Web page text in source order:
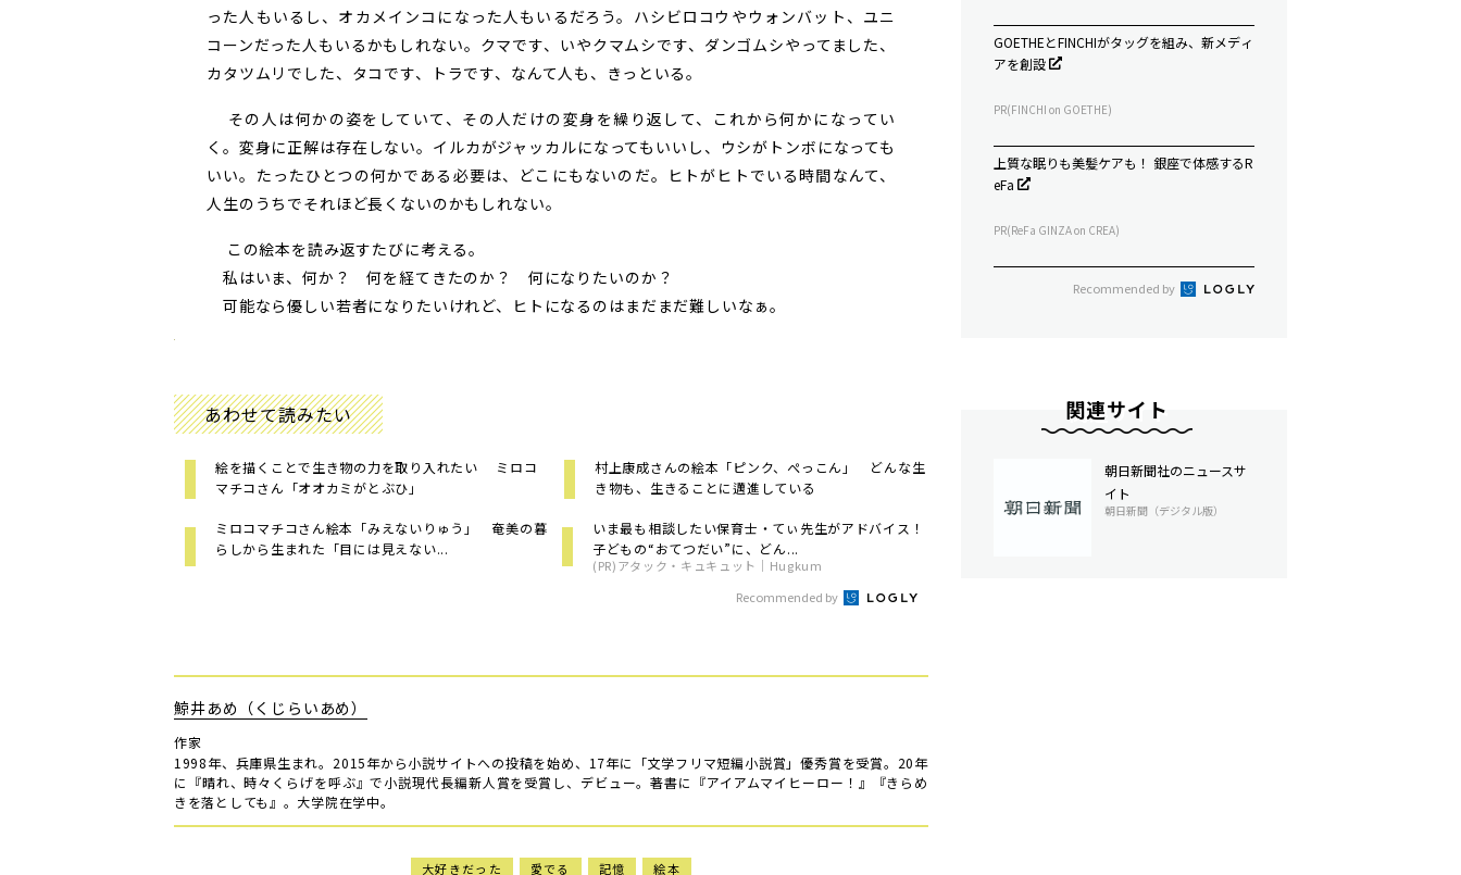
った人もいるし、オカメインコになった人もいるだろう。ハシビロコウやウォンバット、ユニ
コーンだった人もいるかもしれない。クマです、いやクマムシです、ダンゴムシやってました、
カタツムリでした、タコです、トラです、なんて人も、きっといる。
その人は何かの姿をしていて、その人だけの変身を繰り返して、これから何かになってい
く。変身に正解は存在しない。イルカがジャッカルになってもいいし、ウシがトンボになっても
いい。たったひとつの何かである必要は、どこにもないのだ。ヒトがヒトでいる時間なんて、
人生のうちでそれほど長くないのかもしれない。
この絵本を読み返すたびに考える。
私はいま、何か？ 何を経てきたのか？ 何になりたいのか？
可能なら優しい若者になりたいけれど、ヒトになるのはまだまだ難しいなぁ。
あわせて読みたい
絵を描くことで生き物の力を取り入れたい ミロコ
マチコさん「オオカミがとぶひ」
村上康成さんの絵本「ピンク、ぺっこん」 どんな生
き物も、生きることに邁進している
ミロコマチコさん絵本「みえないりゅう」 奄美の暮
らしから生まれた「目には見えない...
いま最も相談したい保育士・てぃ先生がアドバイス！
子どもの“おてつだい”に、どん...
(PR)アタック・キュキュット｜Hugkum
Recommended by
鯨井あめ（くじらいあめ）
作家
1998年、兵庫県生まれ。2015年から小説サイトへの投稿を始め、17年に「文学フリマ短編小説賞」優秀賞を受賞。20年
に『晴れ、時々くらげを呼ぶ』で小説現代長編新人賞を受賞し、デビュー。著書に『アイアムマイヒーロー！』『きらめ
きを落としても』。大学院在学中。
大好きだった 愛でる 記憶 絵本
GOETHEとFINCHIがタッグを組み、新メディ
アを創設
PR(FINCHI on GOETHE)
上質な眠りも美髪ケアも！ 銀座で体感するR
eFa
PR(ReFa GINZA on CREA)
Recommended by
関連サイト
朝日新聞社のニュースサ
イト
朝日新聞（デジタル版）